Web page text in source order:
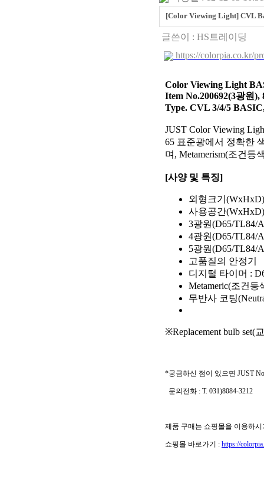
[Color Viewing Light] CVL
글쓴이 : HS트레이딩
https://colorpia.co.kr/
Color Viewing Light
Item No.200692(3광원),
Type. CVL 3/4/5
JUST Color Viewing
65 표준광에서 정확한
며, Metamerism(조건
[사양 및 특징]
외형크기
사용공간
3광원(D65/TL84/
4광원(D65/TL84/
5광원(D65/TL84/
고품질의 안정기
디지털 타이머 :
Metameric(조건등
무반사 코팅
※Replacement bulb set(
*궁금하신 점이 있으면 JUST
문의전화 : T. 031)8084-3212
제품 구매는 쇼핑몰을 이용하
쇼핑몰 바로가기 : https://